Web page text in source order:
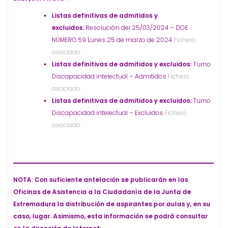
Listas definitivas de admitidos y
excluidos: Resolución del 25/03/2024 – DOE
NÚMERO 59 Lunes 25 de marzo de 2024 Fichero
asociado
Listas definitivas de admitidos y excluidos:Turno
Discapacidad intelectual – Admitidos Fichero
asociado
Listas definitivas de admitidos y excluidos:Turno
Discapacidad intelectual – Excluidos Fichero
asociado
NOTA: Con suficiente antelación se publicarán en las
Oficinas de Asistencia a la Ciudadanía de la Junta de
Extremadura la distribución de aspirantes por aulas y, en su
caso, lugar. Asimismo, esta información se podrá consultar